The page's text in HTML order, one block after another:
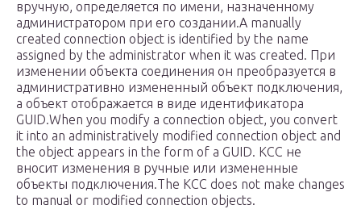
вручную, определяется по имени, назначенному
администратором при его создании.A manually
created connection object is identified by the name
assigned by the administrator when it was created. При
изменении объекта соединения он преобразуется в
административно измененный объект подключения,
а объект отображается в виде идентификатора
GUID.When you modify a connection object, you convert
it into an administratively modified connection object and
the object appears in the form of a GUID. KCC не
вносит изменения в ручные или измененные
объекты подключения.The KCC does not make changes
to manual or modified connection objects.